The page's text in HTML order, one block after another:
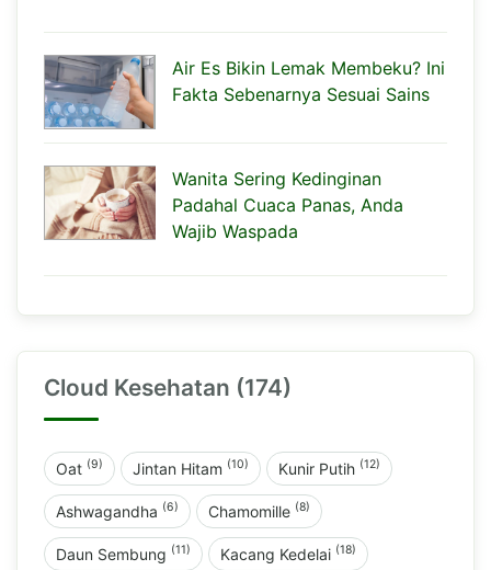
Air Es Bikin Lemak Membeku? Ini
Fakta Sebenarnya Sesuai Sains
Wanita Sering Kedinginan
Padahal Cuaca Panas, Anda
Wajib Waspada
Cloud Kesehatan (174)
Oat (9) Jintan Hitam (10) Kunir Putih (12)
Ashwagandha (6) Chamomille (8)
Daun Sembung (11) Kacang Kedelai (18)